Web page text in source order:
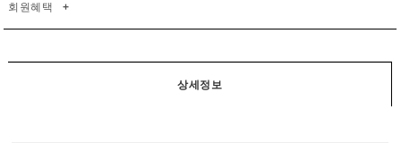
회원혜택 +
상세정보